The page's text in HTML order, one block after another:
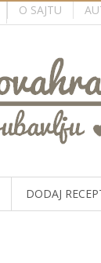
O SAJTU
DODAJ